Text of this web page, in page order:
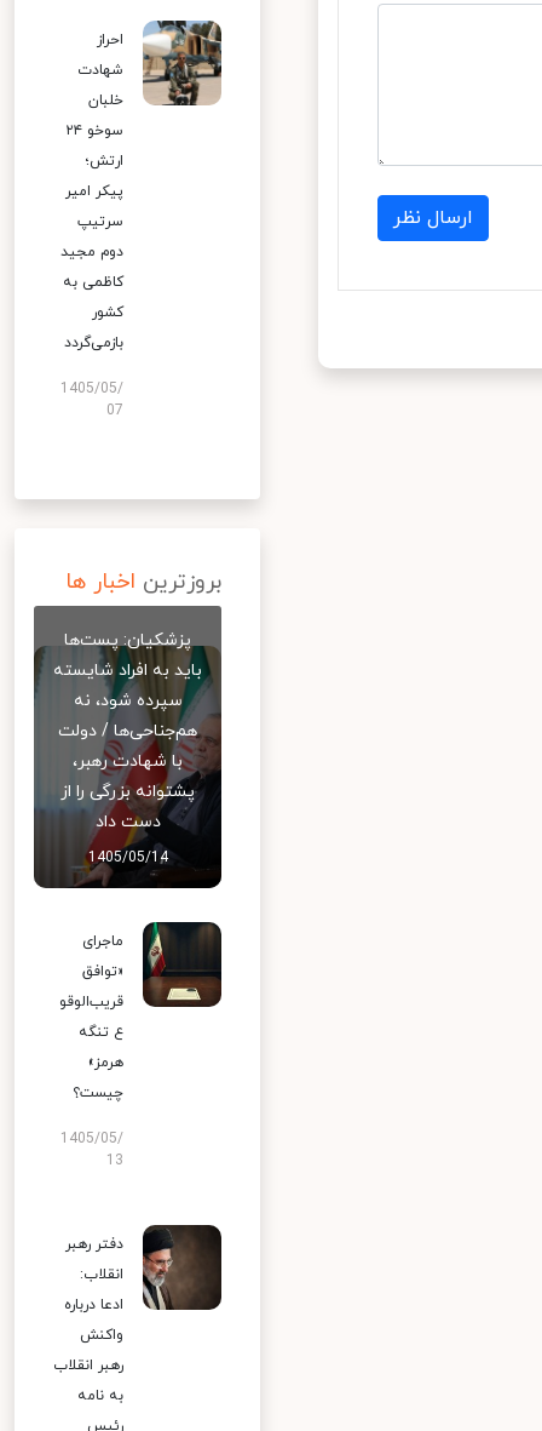
ارسال نظر
احراز
شهادت
خلبان
سوخو ۲۴
ارتش؛
پیکر امیر
سرتیپ
دوم مجید
کاظمی به
کشور
بازمی‌گردد
1405/05/
07
بروزترین اخبار ها
پزشکیان: پست‌ها
باید به افراد شایسته
سپرده شود، نه
هم‌جناحی‌ها / دولت
با شهادت رهبر،
پشتوانه بزرگی را از
دست داد
1405/05/14
ماجرای
«توافق
قریب‌الوقو
ع تنگه
هرمز»
چیست؟
1405/05/
13
دفتر رهبر
انقلاب:
ادعا درباره
واکنش
رهبر انقلاب
به نامه
رئیس